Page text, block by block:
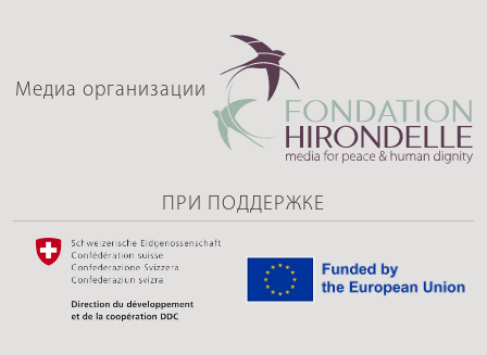
Медиа организации
ПРИ ПОДДЕРЖКЕ